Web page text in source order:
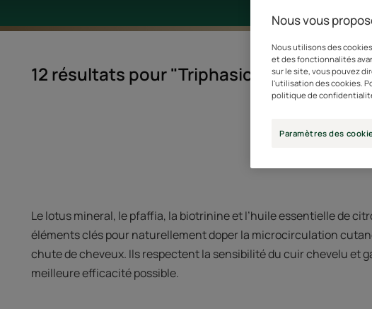
12 résultats pour "Triphasic"
Le lotus mineral, le pfaffia, la biotrinine et l’huile essentielle de
éléments clés pour naturellement doper la microcirculation
chute de cheveux. Ils respectent la sensibilité du cuir chevelu et
meilleure efficacité possible.
Nous vous
Nous utilisons des
et des fonctionnalités
sur le site, vous pouvez
l'utilisation des cookies.
politique de
Paramètres des